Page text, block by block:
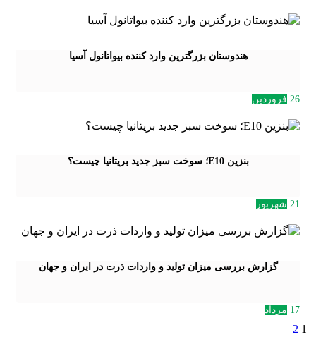
هندوستان بزرگترین وارد کننده بیواتانول آسیا
26 فروردین
بنزین E10؛ سوخت سبز جدید بریتانیا چیست؟
21 شهریور
گزارش بررسی میزان تولید و واردات ذرت در ایران و جهان
17 مرداد
1
2